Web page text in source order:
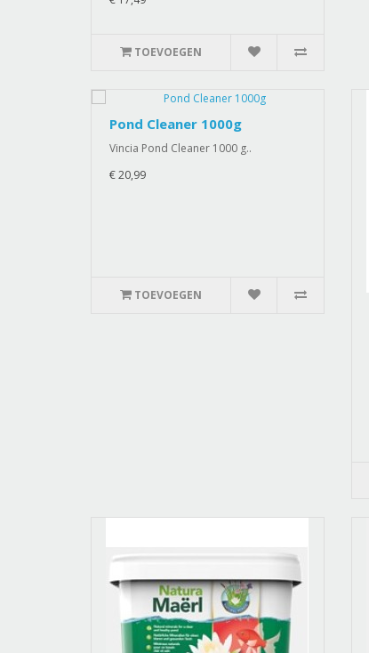
TOEVOEGEN
Pond Cleaner 1000g
Vincia Pond Cleaner 1000 g..
€ 20,99
TOEVOEGEN